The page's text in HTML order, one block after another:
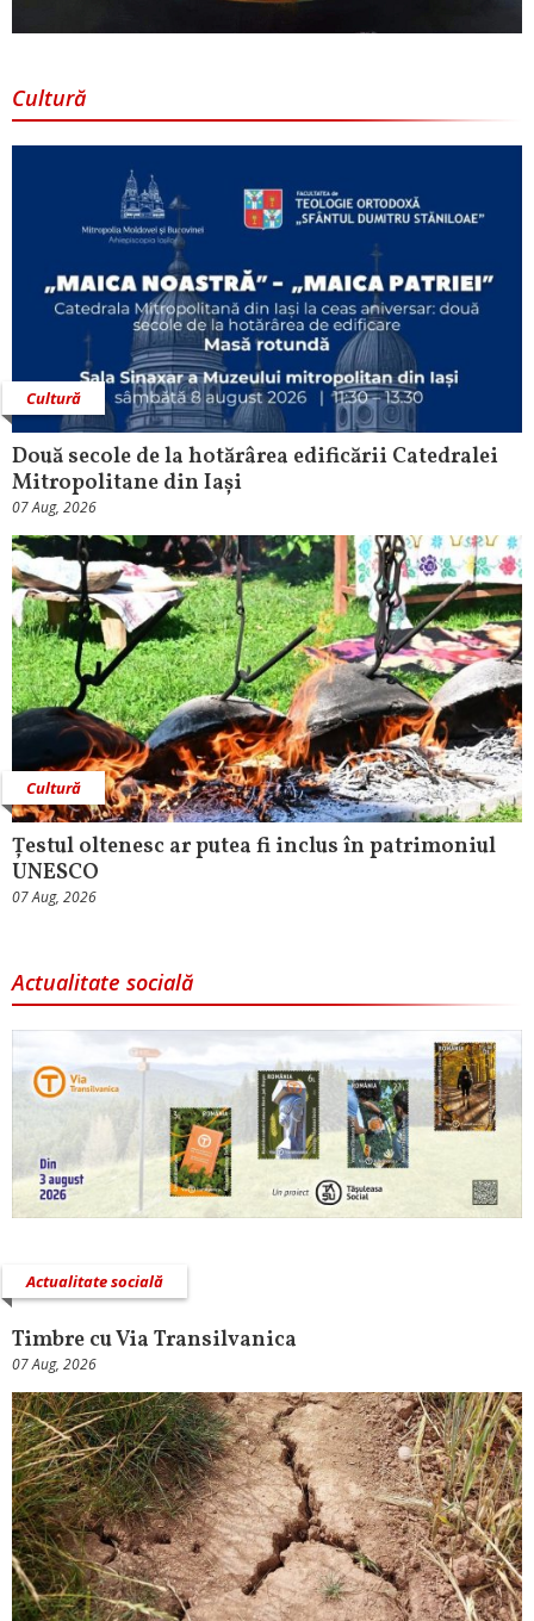
Cultură
Cultură
Două secole de la hotărârea edificării Catedralei
Mitropolitane din Iași
07 Aug, 2026
Cultură
Țestul oltenesc ar putea fi inclus în patrimoniul
UNESCO
07 Aug, 2026
Actualitate socială
Actualitate socială
Timbre cu Via Transilvanica
07 Aug, 2026